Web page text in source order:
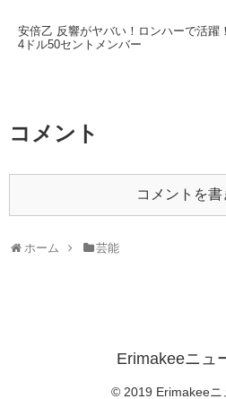
安倍乙 反響がヤバい！ロンハーで活躍
4ドル50セントメンバー
コメント
コメントを書
ホーム 芸能
Erimakeeニュ
© 2019 Erimakeeニ